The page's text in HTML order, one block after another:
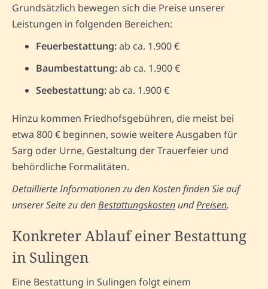
Grundsätzlich bewegen sich die Preise unserer
Leistungen in folgenden Bereichen:
Feuerbestattung:ab ca. 1.900 €
Baumbestattung:ab ca. 1.900 €
Seebestattung:ab ca. 1.900 €
Hinzu kommen Friedhofsgebühren, die meist bei
etwa 800 € beginnen, sowie weitere Ausgaben für
Sarg oder Urne, Gestaltung der Trauerfeier und
behördliche Formalitäten.
Detaillierte Informationen zu den Kosten finden Sie auf
unserer Seite zu denBestattungskosten undPreisen.
Konkreter Ablauf einer Bestattung
in Sulingen
Eine Bestattung in Sulingen folgt einem